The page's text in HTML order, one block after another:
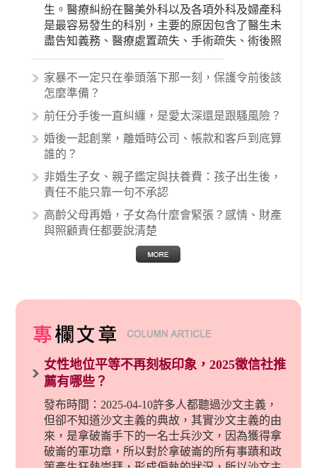
生。醫療糾紛在醫美外科以及各項外科及婦產科
是最容易發生的科別，主要的原因包含了醫生未
盡告知義務、醫療處置疏失、手術疏失、術後照
顧失當、醫療費用的收取。雖然醫學進步，但醫
生與病患之間引起的糾紛還是經常發生。很多案
例中最後都走向訴訟流程，我們如果不幸遇到相
的內容其實非常多，有些案例…
家暴不一定只在拳頭落下那一刻，保護令前後該
怎麼準備？
前任分手後一直糾纏，是愛太深還是跟騷風險？
婚後一起創業，離婚時公司、帳款和客戶到底算
誰的？
非婚生子女、親子鑑定與扶養費：孩子出生後，
責任不能只靠一句不承認
高齡父母再婚，子女為什麼會緊張？感情、財產
與照顧責任都要說清楚
女性地位平等不再刻板印象，2025徵信社推
薦有哪些？
發布時間：2025-04-10許多人都聽過沙文主義，
但卻不知道沙文主義的典故，其實沙文主義的由
來，是拿破崙手下的一名士兵沙文，因為獲得拿
破崙的軍功章，所以對於拿破崙的所有事蹟和政